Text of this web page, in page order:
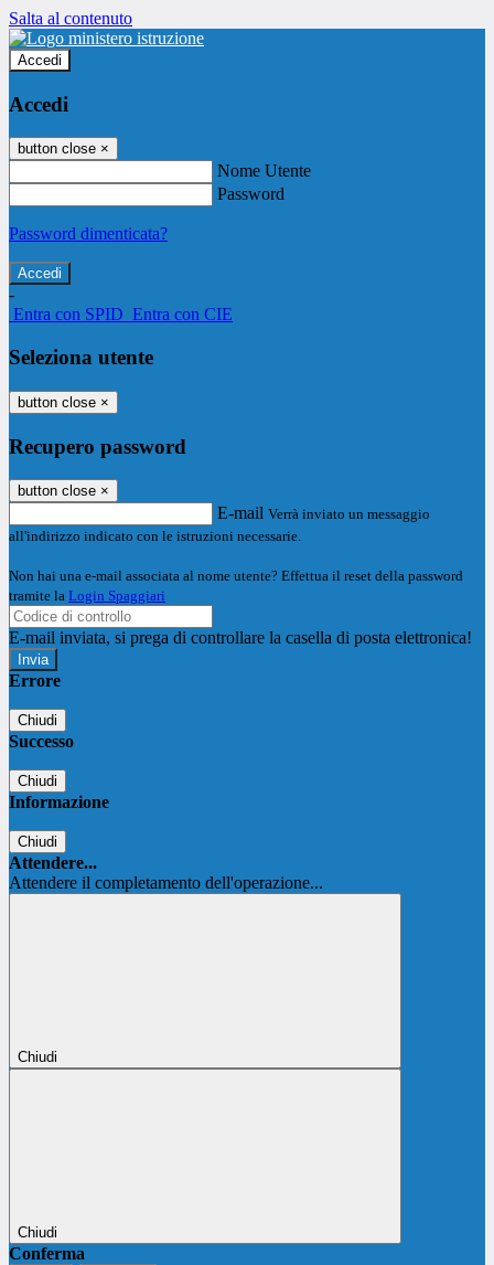
Salta al contenuto
Accedi
Accedi
button close ×
Nome Utente
Password
Password dimenticata?
-
Entra con SPID Entra con CIE
Seleziona utente
button close ×
Recupero password
button close ×
E-mail Verrà inviato un messaggio
all'indirizzo indicato con le istruzioni necessarie.
Non hai una e-mail associata al nome utente? Effettua il reset della password
tramite la Login Spaggiari
E-mail inviata, si prega di controllare la casella di posta elettronica!
Errore
Chiudi
Successo
Chiudi
Informazione
Chiudi
Attendere...
Attendere il completamento dell'operazione...
Chiudi
Chiudi
Conferma